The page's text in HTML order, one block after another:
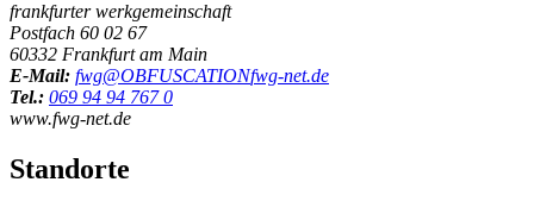
frankfurter werkgemeinschaft
Postfach 60 02 67
60332 Frankfurt am Main
E-Mail: fwg@OBFUSCATIONfwg-net.de
Tel.: 069 94 94 767 0
www.fwg-net.de
Standorte